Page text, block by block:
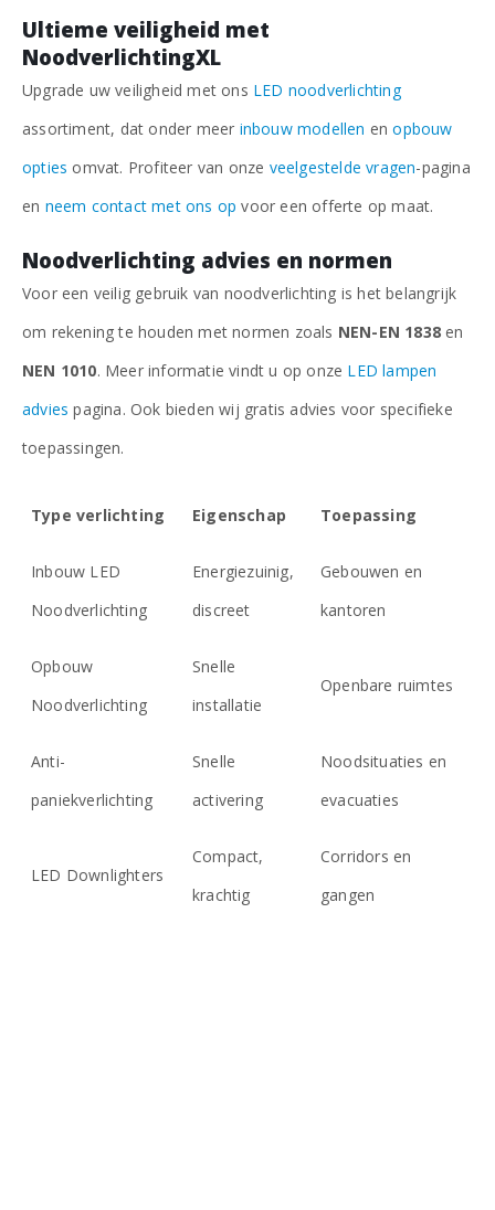
Ultieme veiligheid met
NoodverlichtingXL
Upgrade uw veiligheid met ons LED noodverlichting
assortiment, dat onder meer inbouw modellen enopbouw
opties omvat. Profiteer van onze veelgestelde vragen-pagina
en neem contact met ons op voor een offerte op maat.
Noodverlichting advies en normen
Voor een veilig gebruik van noodverlichting is het belangrijk
om rekening te houden met normen zoals NEN-EN 1838 en
NEN 1010. Meer informatie vindt u op onze LED lampen
advies pagina. Ook bieden wij gratis advies voor specifieke
toepassingen.
Type verlichting Eigenschap Toepassing
Inbouw LED
Noodverlichting
Energiezuinig,
discreet
Gebouwen en
kantoren
Opbouw
Noodverlichting
Snelle
installatie
Openbare ruimtes
Anti-
paniekverlichting
Snelle
activering
Noodsituaties en
evacuaties
LED Downlighters
Compact,
krachtig
Corridors en
gangen